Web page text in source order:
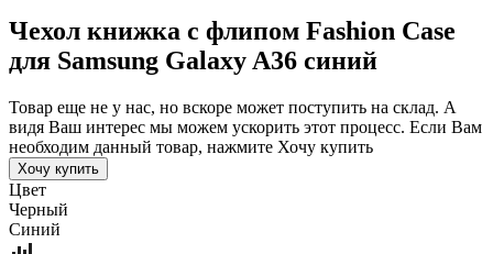
Чехол книжка с флипом Fashion Case
для Samsung Galaxy A36 синий
Товар еще не у нас, но вскоре может поступить на склад. А
видя Ваш интерес мы можем ускорить этот процесс. Если Вам
необходим данный товар, нажмите Хочу купить
Хочу купить
Цвет
Черный
Синий